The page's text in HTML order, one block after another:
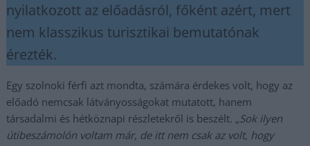
nyilatkozott az előadásról, főként azért, mert
nem klasszikus turisztikai bemutatónak
érezték.
Egy szolnoki férfi azt mondta, számára érdekes volt, hogy az
előadó nemcsak látványosságokat mutatott, hanem
társadalmi és hétköznapi részletekről is beszélt. „Sok ilyen
útibeszámolón voltam már, de itt nem csak az volt, hogy